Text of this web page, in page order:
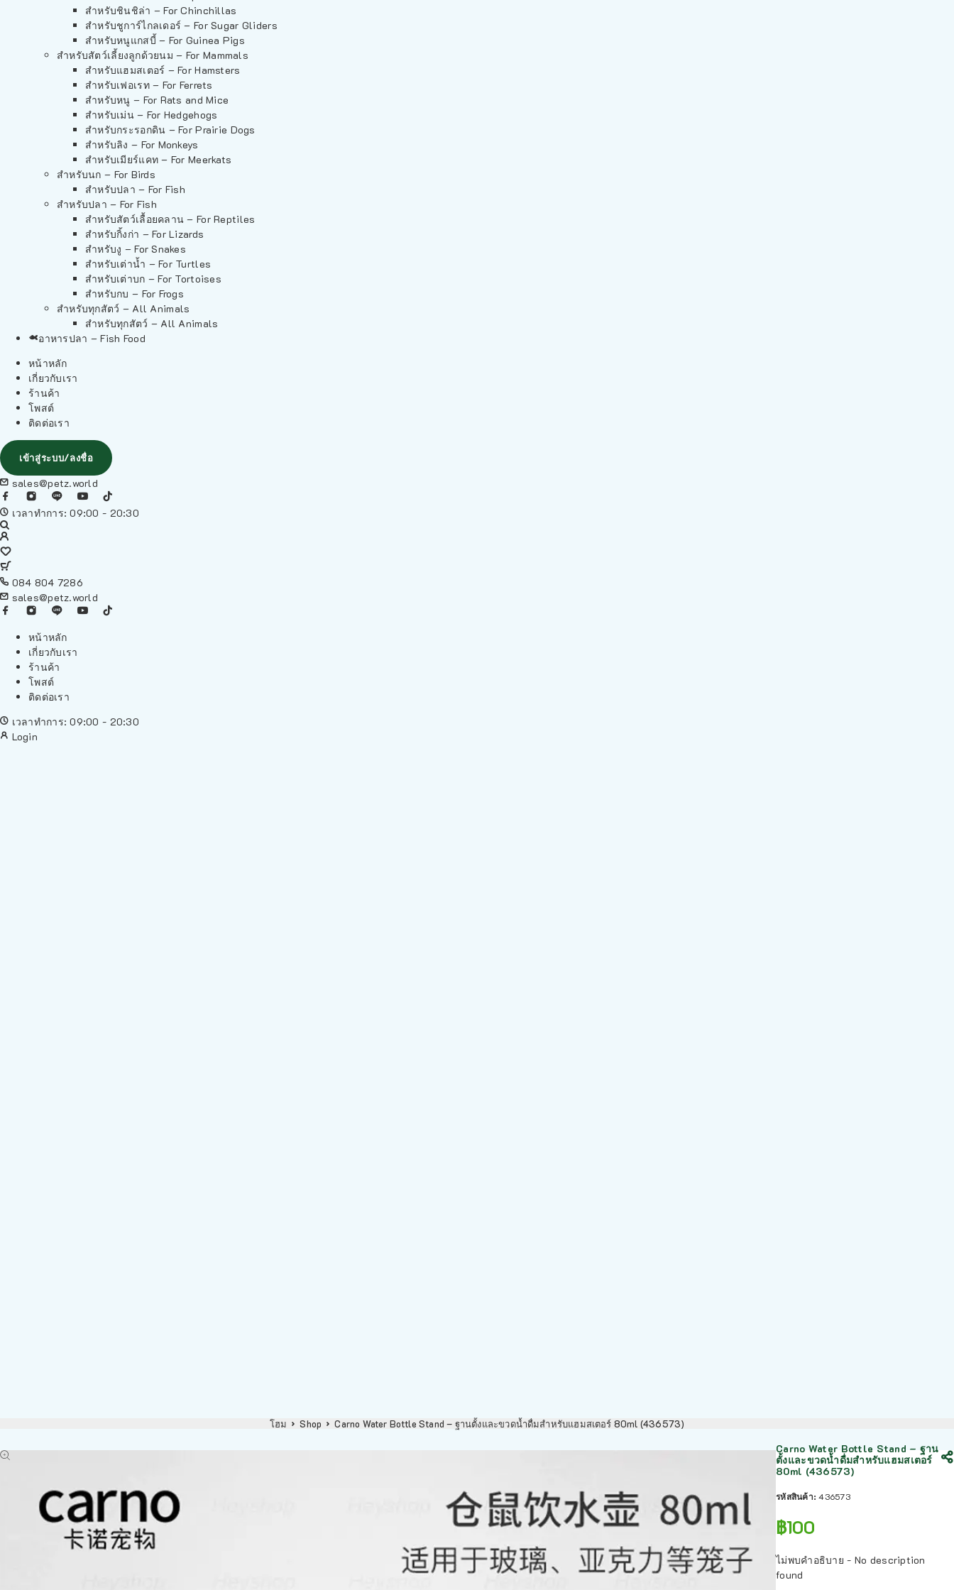
สำหรับชินชิล่า – For Chinchillas
สำหรับชูการ์ไกลเดอร์ – For Sugar Gliders
สำหรับหนูแกสบี้ – For Guinea Pigs
สำหรับสัตว์เลี้ยงลูกด้วยนม – For Mammals
สำหรับแฮมสเตอร์ – For Hamsters
สำหรับเฟอเรท – For Ferrets
สำหรับหนู – For Rats and Mice
สำหรับเม่น – For Hedgehogs
สำหรับกระรอกดิน – For Prairie Dogs
สำหรับลิง – For Monkeys
สำหรับเมียร์แคท – For Meerkats
สำหรับนก – For Birds
สำหรับปลา – For Fish
สำหรับปลา – For Fish
สำหรับสัตว์เลื้อยคลาน – For Reptiles
สำหรับกิ้งก่า – For Lizards
สำหรับงู – For Snakes
สำหรับเต่าน้ำ – For Turtles
สำหรับเต่าบก – For Tortoises
สำหรับกบ – For Frogs
สำหรับทุกสัตว์ – All Animals
สำหรับทุกสัตว์ – All Animals
อาหารปลา – Fish Food
หน้าหลัก
เกี่ยวกับเรา
ร้านค้า
โพสต์
ติดต่อเรา
เข้าสู่ระบบ/ลงชื่อ
sales@petz.world
เวลาทำการ: 09:00 - 20:30
084 804 7286
sales@petz.world
หน้าหลัก
เกี่ยวกับเรา
ร้านค้า
โพสต์
ติดต่อเรา
เวลาทำการ: 09:00 - 20:30
Login
โฮม Shop Carno Water Bottle Stand – ฐานตั้งและขวดน้ำดื่มสำหรับแฮมสเตอร์ 80ml (436573)
Carno Water Bottle Stand – ฐาน
ตั้งและขวดน้ำดื่มสำหรับแฮมสเตอร์
80ml (436573)
รหัสสินค้า:436573
฿100
ไม่พบคำอธิบาย - No description
found